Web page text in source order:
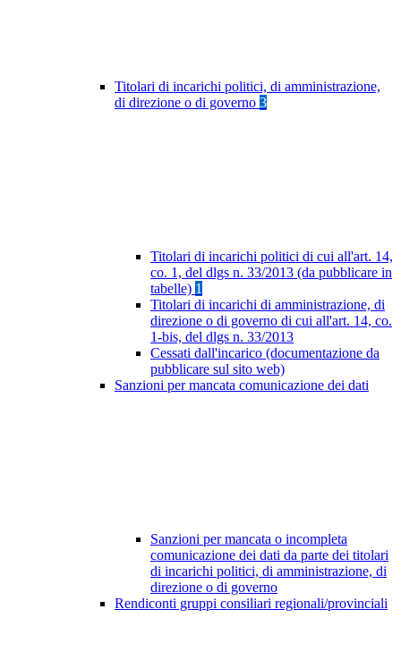
Titolari di incarichi politici, di amministrazione,
di direzione o di governo 3
Titolari di incarichi politici di cui all'art. 14,
co. 1, del dlgs n. 33/2013 (da pubblicare in
tabelle) 1
Titolari di incarichi di amministrazione, di
direzione o di governo di cui all'art. 14, co.
1-bis, del dlgs n. 33/2013
Cessati dall'incarico (documentazione da
pubblicare sul sito web)
Sanzioni per mancata comunicazione dei dati
Sanzioni per mancata o incompleta
comunicazione dei dati da parte dei titolari
di incarichi politici, di amministrazione, di
direzione o di governo
Rendiconti gruppi consiliari regionali/provinciali